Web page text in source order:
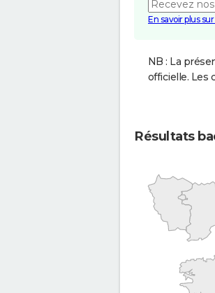
En savoir plus
NB : La
officielle. Les
Résultats